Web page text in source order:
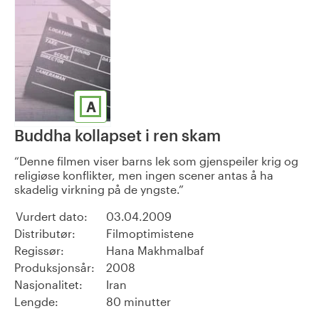
A
Buddha kollapset i ren skam
Denne filmen viser barns lek som gjenspeiler krig og
religiøse konflikter, men ingen scener antas å ha
skadelig virkning på de yngste.
Vurdert dato:
03.04.2009
Distributør:
Filmoptimistene
Regissør:
Hana Makhmalbaf
Produksjonsår:
2008
Nasjonalitet:
Iran
Lengde:
80 minutter